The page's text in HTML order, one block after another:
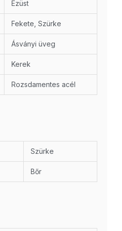
Ezüst
Fekete, Szürke
Ásványi üveg
Kerek
Rozsdamentes acél
Szürke
Bőr